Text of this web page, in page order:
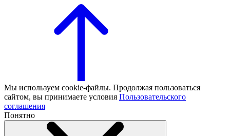
Мы используем cookie-файлы. Продолжая пользоваться
сайтом, вы принимаете условия Пользовательского
соглашения
Понятно